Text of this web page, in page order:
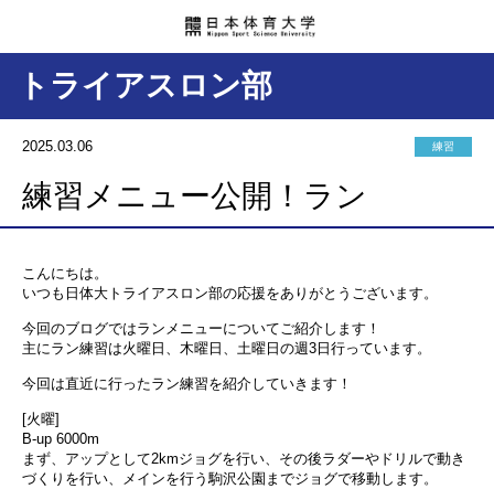
トライアスロン部
2025.03.06 練習
練習メニュー公開！ラン
こんにちは。
いつも日体大トライアスロン部の応援をありがとうございます。
今回のブログではランメニューについてご紹介します！
主にラン練習は火曜日、木曜日、土曜日の週3日行っています。
今回は直近に行ったラン練習を紹介していきます！
[火曜]
B-up 6000m
まず、アップとして2kmジョグを行い、その後ラダーやドリルで動き
づくりを行い、メインを行う駒沢公園までジョグで移動します。